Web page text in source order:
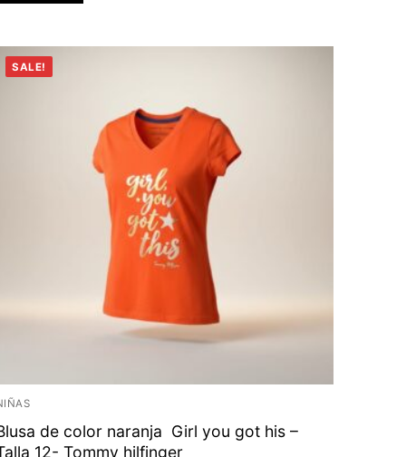
SALE!
de color naranja Girl you got his –
12- Tommy hilfinger